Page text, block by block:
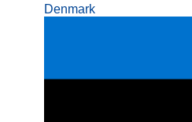
Denmark